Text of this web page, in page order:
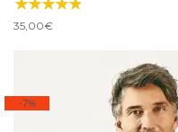
35,00€
-7%